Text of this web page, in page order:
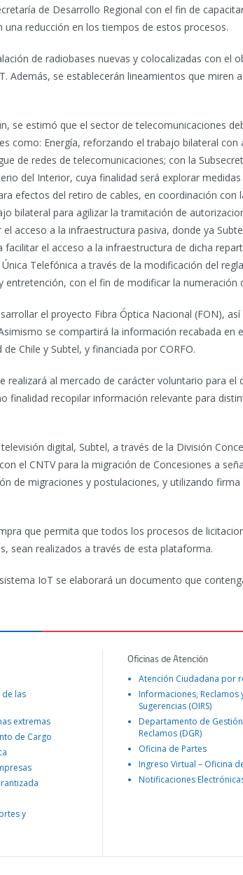
de Desarrollo Regional con el fin de
reducción en los tiempos de estos procesos.
de radiobases nuevas y colocalizadas con el
Además, se establecerán lineamientos que miren
se estimó que el sector de telecomunicaciones
como: Energía, reforzando el trabajo bilateral
de redes de telecomunicaciones; con la
del Interior, cuya finalidad será explorar
efectos del retiro de cables, en coordinación con
bilateral para agilizar la tramitación de
acceso a la infraestructura pasiva, donde ya
el acceso a la infraestructura de dicha
Telefónica a través de la modificación del
con el fin de modificar la numeración
el proyecto Fibra Óptica Nacional (FON),
se compartirá la información recabada en
Chile y Subtel, y financiada por CORFO.
realizará al mercado de carácter voluntario para el
finalidad recopilar información relevante para
digital, Subtel, a través de la División
el CNTV para la migración de Concesiones a
de migraciones y postulaciones, y utilizando
que permita que todos los procesos de
sean realizados a través de esta plataforma.
IoT se elaborará un documento que
las
extremas
de Cargo
y
Oficinas de Atención
Atención Ciudadana por
Informaciones, Reclamos
Sugerencias (OIRS)
Departamento de
Reclamos (DGR)
Oficina de Partes
Ingreso Virtual – Oficina
Notificaciones